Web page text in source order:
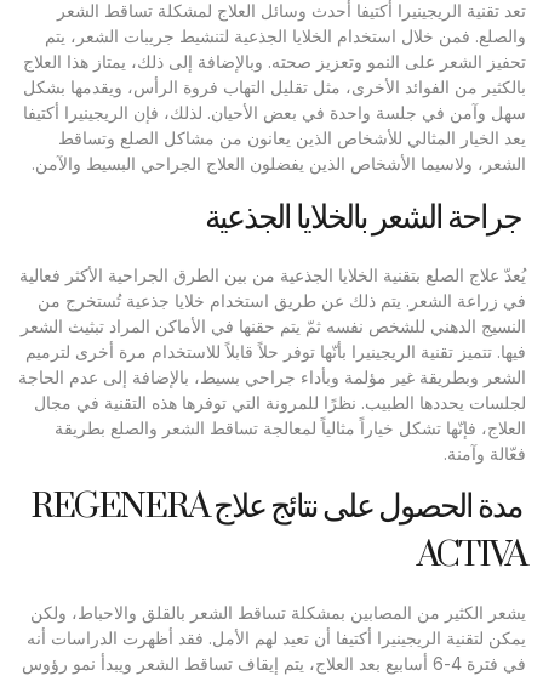
تعد تقنية الريجينيرا أكتيفا أحدث وسائل العلاج لمشكلة تساقط الشعر
والصلع. فمن خلال استخدام الخلايا الجذعية لتنشيط جريبات الشعر، يتم
تحفيز الشعر على النمو وتعزيز صحته. وبالإضافة إلى ذلك، يمتاز هذا العلاج
بالكثير من الفوائد الأخرى، مثل تقليل التهاب فروة الرأس، ويقدمها بشكل
سهل وآمن في جلسة واحدة في بعض الأحيان. لذلك، فإن الريجينيرا أكتيفا
يعد الخيار المثالي للأشخاص الذين يعانون من مشاكل الصلع وتساقط
الشعر، ولاسيما الأشخاص الذين يفضلون العلاج الجراحي البسيط والآمن.
جراحة الشعر بالخلايا الجذعية
يُعدّ علاج الصلع بتقنية الخلايا الجذعية من بين الطرق الجراحية الأكثر فعالية
في زراعة الشعر. يتم ذلك عن طريق استخدام خلايا جذعية تُستخرج من
النسيج الدهني للشخص نفسه ثمّ يتم حقنها في الأماكن المراد تبثيث الشعر
فيها. تتميز تقنية الريجينيرا بأنّها توفر حلاً قابلاً للاستخدام مرة أخرى لترميم
الشعر وبطريقة غير مؤلمة وبأداء جراحي بسيط، بالإضافة إلى عدم الحاجة
لجلسات يحددها الطبيب. نظرًا للمرونة التي توفرها هذه التقنية في مجال
العلاج، فإنّها تشكل خياراً مثالياً لمعالجة تساقط الشعر والصلع بطريقة
فعّالة وآمنة.
مدة الحصول على نتائج علاج REGENERA
ACTIVA
يشعر الكثير من المصابين بمشكلة تساقط الشعر بالقلق والاحباط، ولكن
يمكن لتقنية الريجينيرا أكتيفا أن تعيد لهم الأمل. فقد أظهرت الدراسات أنه
في فترة 4-6 أسابيع بعد العلاج، يتم إيقاف تساقط الشعر ويبدأ نمو رؤوس